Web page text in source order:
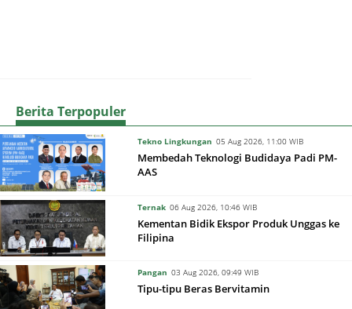
Berita Terpopuler
Tekno Lingkungan 05 Aug 2026, 11:00 WIB
Membedah Teknologi Budidaya Padi PM-
AAS
Ternak 06 Aug 2026, 10:46 WIB
Kementan Bidik Ekspor Produk Unggas ke
Filipina
Pangan 03 Aug 2026, 09:49 WIB
Tipu-tipu Beras Bervitamin